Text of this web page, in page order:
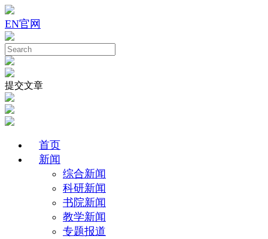
EN官网
提交文章
首页
新闻
综合新闻
科研新闻
书院新闻
教学新闻
专题报道